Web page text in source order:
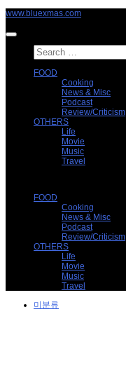
Skip
content
www.bluexmas.com
Search
for:
FOOD
Cooking
News & Misc
Podcast
Review/Criticism
OTHERS
Life
Movie
Music
Travel
FOOD
Cooking
News & Misc
Podcast
Review/Criticism
OTHERS
Life
Movie
Music
Travel
미분류